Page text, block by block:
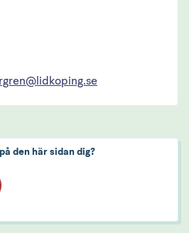
den här sidan dig?